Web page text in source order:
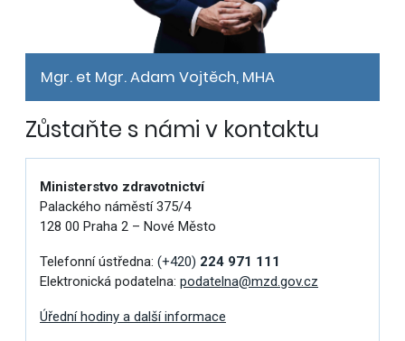
Mgr. et Mgr. Adam Vojtěch, MHA
Zůstaňte s námi v kontaktu
Ministerstvo zdravotnictví
Palackého náměstí 375/4
128 00 Praha 2 – Nové Město
Telefonní ústředna: (+420) 224 971 111
Elektronická podatelna: podatelna@mzd.gov.cz
Úřední hodiny a další informace